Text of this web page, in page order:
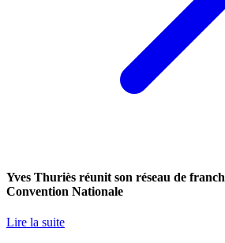
Yves Thuriès réunit son réseau de
Convention Nationale
Lire la suite